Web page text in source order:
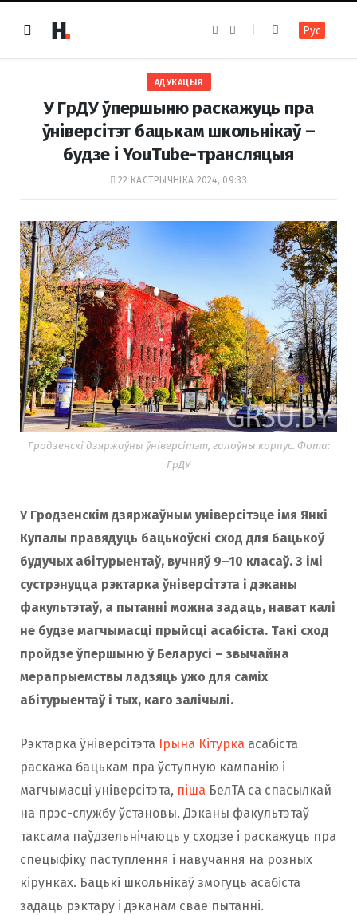
e
k
t
a
m
Рус
АДУКАЦЫЯ
У ГрДУ ўпершыню раскажуць пра
ўніверсітэт бацькам школьнікаў –
будзе і YouTube-трансляцыя
22 КАСТРЫЧНІКА 2024, 09:33
Гродзенскі дзяржаўны ўніверсітэт, галоўны корпус. Фота:
ГрДУ
У Гродзенскім дзяржаўным універсітэце імя Янкі
Купалы правядуць бацькоўскі сход для бацькоў
будучых абітурыентаў, вучняў 9–10 класаў. З імі
сустрэнуцца рэктарка ўніверсітэта і дэканы
факультэтаў, а пытанні можна задаць, нават калі
не будзе магчымасці прыйсці асабіста. Такі сход
пройдзе ўпершыню ў Беларусі – звычайна
мерапрыемствы ладзяць ужо для саміх
абітурыентаў і тых, каго залічылі.
Рэктарка ўніверсітэта Ірына Кітурка асабіста
раскажа бацькам пра ўступную кампанію і
магчымасці універсітэта, піша БелТА са спасылкай
на прэс-службу ўстановы. Дэканы факультэтаў
таксама паўдзельнічаюць у сходзе і раскажуць пра
спецыфіку паступлення і навучання на розных
кірунках. Бацькі школьнікаў змогуць асабіста
задаць рэктару і дэканам свае пытанні.